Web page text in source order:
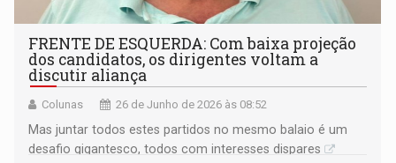
FRENTE DE ESQUERDA: Com baixa projeção
dos candidatos, os dirigentes voltam a
discutir aliança
Colunas 26 de Junho de 2026 às 08:52
Mas juntar todos estes partidos no mesmo balaio é um
desafio gigantesco, todos com interesses dispares